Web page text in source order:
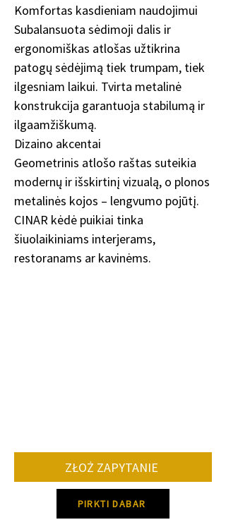
Komfortas kasdieniam naudojimui
Subalansuota sėdimoji dalis ir
ergonomiškas atlošas užtikrina
patogų sėdėjimą tiek trumpam, tiek
ilgesniam laikui. Tvirta metalinė
konstrukcija garantuoja stabilumą ir
ilgaamžiškumą.
Dizaino akcentai
Geometrinis atlošo raštas suteikia
modernų ir išskirtinį vizualą, o plonos
metalinės kojos – lengvumo pojūtį.
CINAR kėdė puikiai tinka
šiuolaikiniams interjerams,
restoranams ar kavinėms.
ZŁOŻ ZAPYTANIE
PIRKTI DABAR